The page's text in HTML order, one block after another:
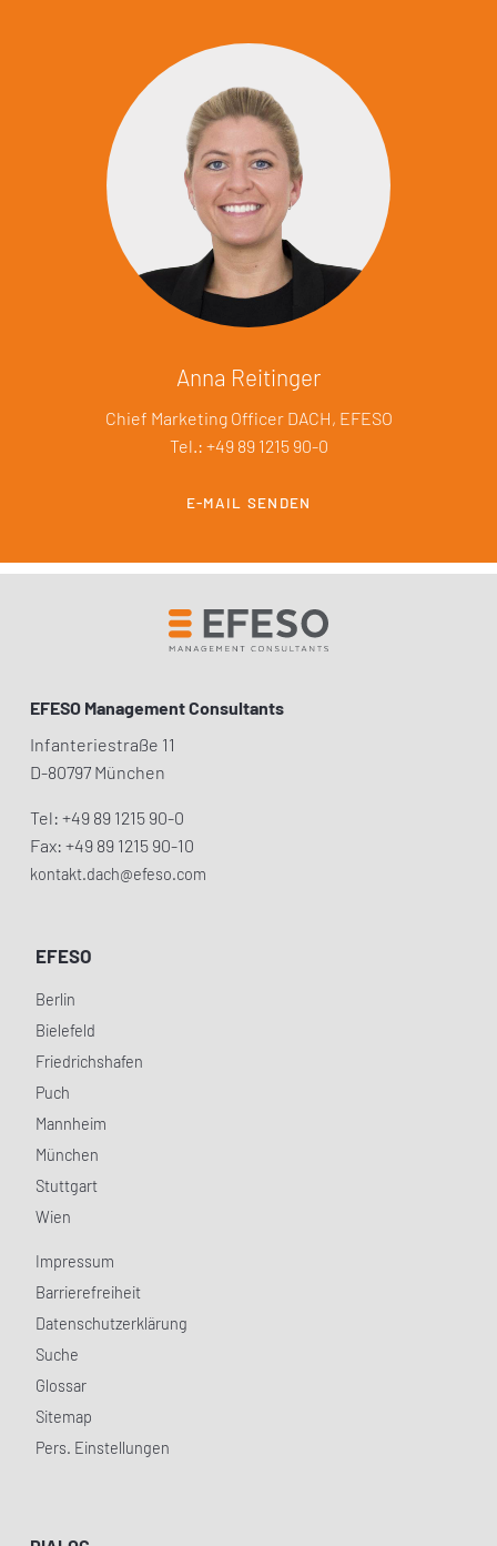
Anna Reitinger
Chief Marketing Officer DACH, EFESO
Tel.: +49 89 1215 90-0
E-MAIL SENDEN
EFESO Management Consultants
Infanteriestraße 11
D-80797 München
Tel: +49 89 1215 90-0
Fax: +49 89 1215 90-10
kontakt.dach@efeso.com
EFESO
Berlin
Bielefeld
Friedrichshafen
Puch
Mannheim
München
Stuttgart
Wien
Impressum
Barrierefreiheit
Datenschutzerklärung
Suche
Glossar
Sitemap
Pers. Einstellungen